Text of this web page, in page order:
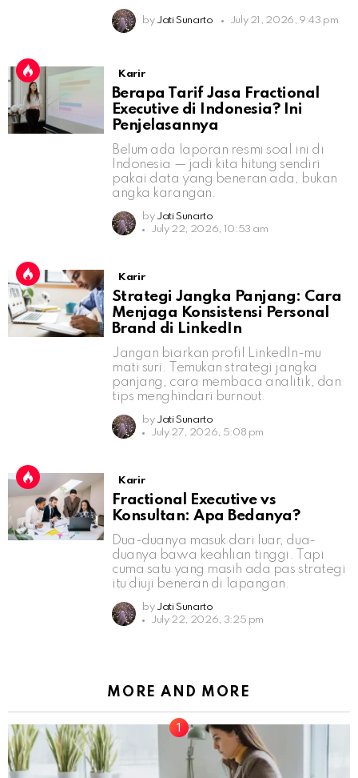
by Jati Sunarto July 21, 2026, 9:43 pm
Karir
Berapa Tarif Jasa Fractional
Executive di Indonesia? Ini
Penjelasannya
Belum ada laporan resmi soal ini di
Indonesia — jadi kita hitung sendiri
pakai data yang beneran ada, bukan
angka karangan.
by Jati Sunarto
July 22, 2026, 10:53 am
Karir
Strategi Jangka Panjang: Cara
Menjaga Konsistensi Personal
Brand di LinkedIn
Jangan biarkan profil LinkedIn-mu
mati suri. Temukan strategi jangka
panjang, cara membaca analitik, dan
tips menghindari burnout.
by Jati Sunarto
July 27, 2026, 5:08 pm
Karir
Fractional Executive vs
Konsultan: Apa Bedanya?
Dua-duanya masuk dari luar, dua-
duanya bawa keahlian tinggi. Tapi
cuma satu yang masih ada pas strategi
itu diuji beneran di lapangan.
by Jati Sunarto
July 22, 2026, 3:25 pm
MORE AND MORE